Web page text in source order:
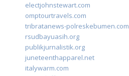
electjohnstewart.com
omptourtravels.com
tribratanews-polreskebumen.com
rsudbayuasih.org
publikjurnalistik.org
juneteenthapparel.net
italywarm.com